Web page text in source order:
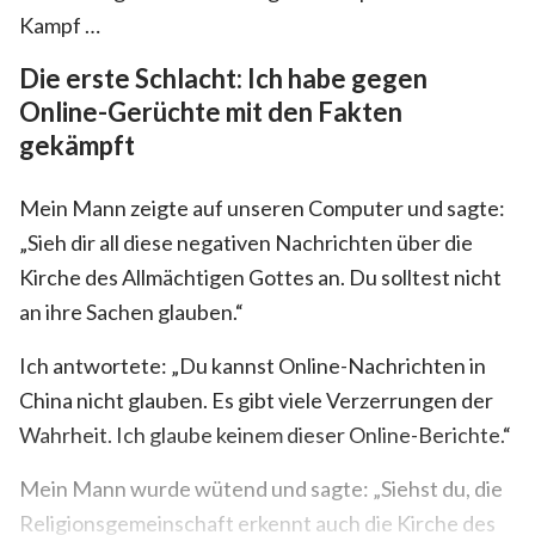
Kampf …
Die erste Schlacht: Ich habe gegen
Online-Gerüchte mit den Fakten
gekämpft
Mein Mann zeigte auf unseren Computer und sagte:
„Sieh dir all diese negativen Nachrichten über die
Kirche des Allmächtigen Gottes an. Du solltest nicht
an ihre Sachen glauben.“
Ich antwortete: „Du kannst Online-Nachrichten in
China nicht glauben. Es gibt viele Verzerrungen der
Wahrheit. Ich glaube keinem dieser Online-Berichte.“
Mein Mann wurde wütend und sagte: „Siehst du, die
Religionsgemeinschaft erkennt auch die Kirche des